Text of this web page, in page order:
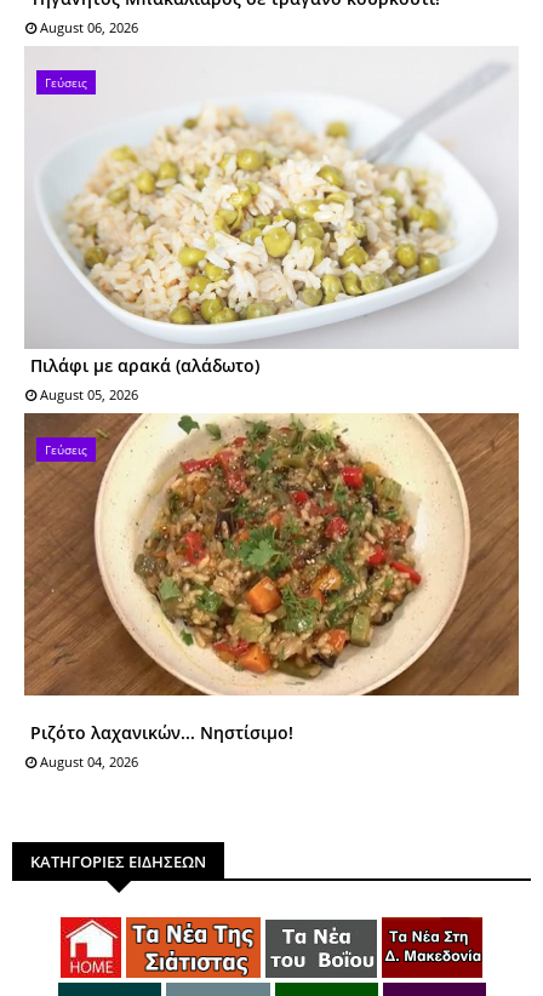
August 06, 2026
Γεύσεις
Πιλάφι με αρακά (αλάδωτο)
August 05, 2026
Γεύσεις
Ριζότο λαχανικών... Νηστίσιμο!
August 04, 2026
ΚΑΤΗΓΟΡΙΕΣ ΕΙΔΗΣΕΩΝ